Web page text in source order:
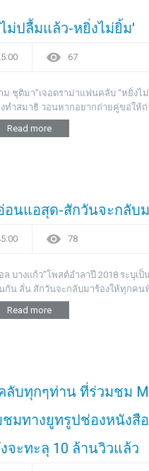
ม่ปลื้มแล้ว-หยิ่งไม่ยิ้ม'
67
ม ชุติมา”เจอดราม่าแฟนคลับ “หยิ่ง
ทำสมาธิ วอนหากอยากถ่ายคู่ขอให้ถ่
Read more
อนแอสุด-สักวันจะกลับ
78
ล บางแก้ว”โพสต์อำลาปี 2018 ระบุ
กัน ลั่น สักวันจะกลับมาร้องให้ทุกคน
Read more
ทุกๆท่าน ที่ร่วมชม
มทางยูทรูปช่องหนังสื
ะทะลุ 10 ล้านวิวแล้ว